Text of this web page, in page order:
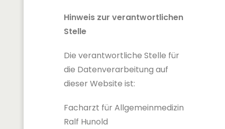
Hinweis zur verantwortlichen
Stelle
Die verantwortliche Stelle für
die Datenverarbeitung auf
dieser Website ist:
Facharzt für Allgemeinmedizin
Ralf Hunold